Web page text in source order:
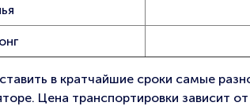
в кратчайшие сроки самые
Цена транспортировки зависит